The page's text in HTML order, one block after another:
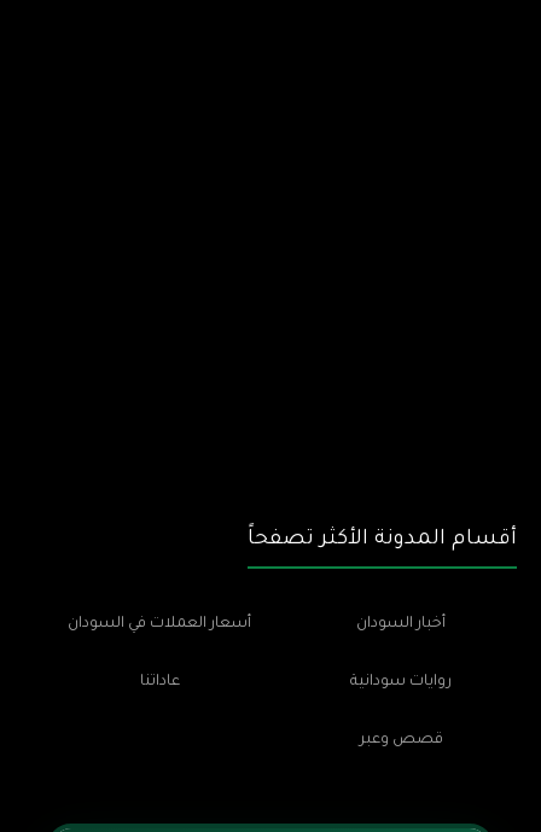
أقسام المدونة الأكثر تصفحاً
أخبار السودان أسعار العملات في السودان
روايات سودانية عاداتنا
قصص وعبر